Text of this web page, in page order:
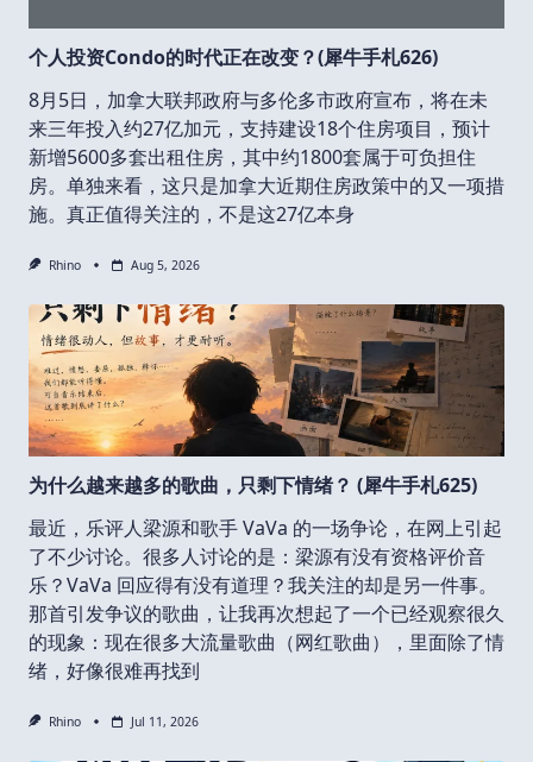
个人投资Condo的时代正在改变？(犀牛手札626)
8月5日，加拿大联邦政府与多伦多市政府宣布，将在未
来三年投入约27亿加元，支持建设18个住房项目，预计
新增5600多套出租住房，其中约1800套属于可负担住
房。单独来看，这只是加拿大近期住房政策中的又一项措
施。真正值得关注的，不是这27亿本身
Rhino Aug 5, 2026
为什么越来越多的歌曲，只剩下情绪？ (犀牛手札625)
最近，乐评人梁源和歌手 VaVa 的一场争论，在网上引起
了不少讨论。很多人讨论的是：梁源有没有资格评价音
乐？VaVa 回应得有没有道理？我关注的却是另一件事。
那首引发争议的歌曲，让我再次想起了一个已经观察很久
的现象：现在很多大流量歌曲（网红歌曲），里面除了情
绪，好像很难再找到
Rhino Jul 11, 2026